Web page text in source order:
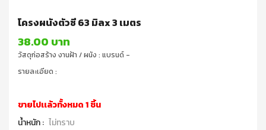
โครงผนังตัวซี 63 มิลx 3 เมตร
38.00 บาท
วัสดุก่อสร้าง งานฝ้า / ผนัง : แบรนด์ -
รายละเอียด :
ขายไปเเล้วทั้งหมด 1 ชิ้น
น้ำหนัก : ไม่ทราบ